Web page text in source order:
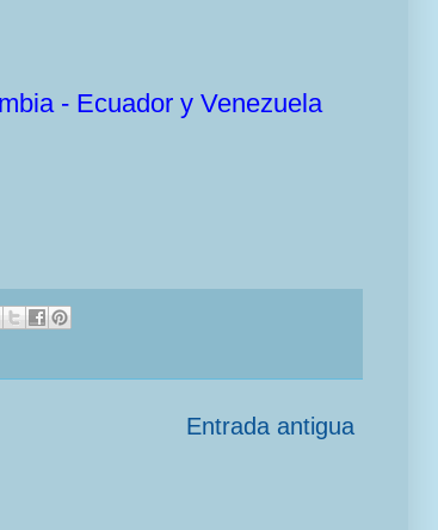
- Ecuador y Venezuela
Entrada antigua